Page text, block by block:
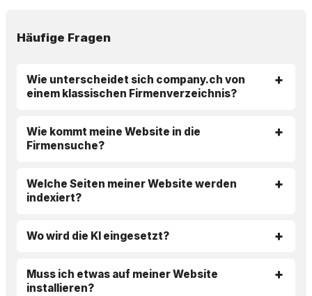
Häufige Fragen
Wie unterscheidet sich company.ch von
einem klassischen Firmenverzeichnis?
Wie kommt meine Website in die
Firmensuche?
Welche Seiten meiner Website werden
indexiert?
Wo wird die KI eingesetzt?
Muss ich etwas auf meiner Website
installieren?